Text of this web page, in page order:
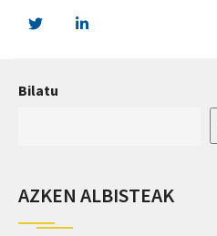
Bilatu
AZKEN ALBISTEAK